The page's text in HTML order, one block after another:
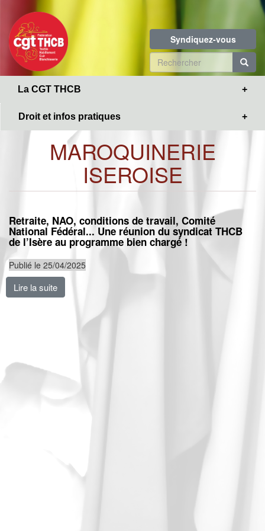
contenu
principal
Syndiquez-vous
Formulaire
de
La CGT THCB
Droit et infos pratiques
MAROQUINERIE
ISEROISE
Retraite, NAO, conditions de travail, Comité
National Fédéral... Une réunion du syndicat THCB
de l’Isère au programme bien chargé !
Publié le 25/04/2025
Lire la suite